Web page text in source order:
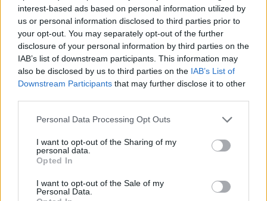
interest-based ads based on personal information utilized by
us or personal information disclosed to third parties prior to
your opt-out. You may separately opt-out of the further
disclosure of your personal information by third parties on the
IAB’s list of downstream participants. This information may
also be disclosed by us to third parties on the IAB’s List of
Downstream Participants that may further disclose it to other
Please note that this website/app uses one or more Google
not limited to your visit or usage behaviour. You may click to
grant or deny consent to Google and its third-party tags to
use your data for below specified purposes in below Google
consent section.
Personal Data Processing Opt Outs
I want to opt-out of the Sharing of my
personal data.
Opted In
I want to opt-out of the Sale of my
Personal Data.
En las últimas cuatro jornadas no ha disputado ningún
minuto y su salida es un hecho. Real Madrid y Villarreal
romperán el contrato de cesión y el jugador hará las maletas
rumbo a Getafe salvo cambio de última hora.
Carlos Fernández (Sevilla, delantero, 1.050.000, 14
puntos)
Tras un gran año en Granada (10 goles en 34 partidos), el
canterano regresó al Sevilla con la intención de ser un
jugador importante para Lopetegui. Sin embargo, apenas ha
gozado de oportunidades y su bagaje en las primeras 17
jornadas se resume en cinco participaciones, 2 como titular.